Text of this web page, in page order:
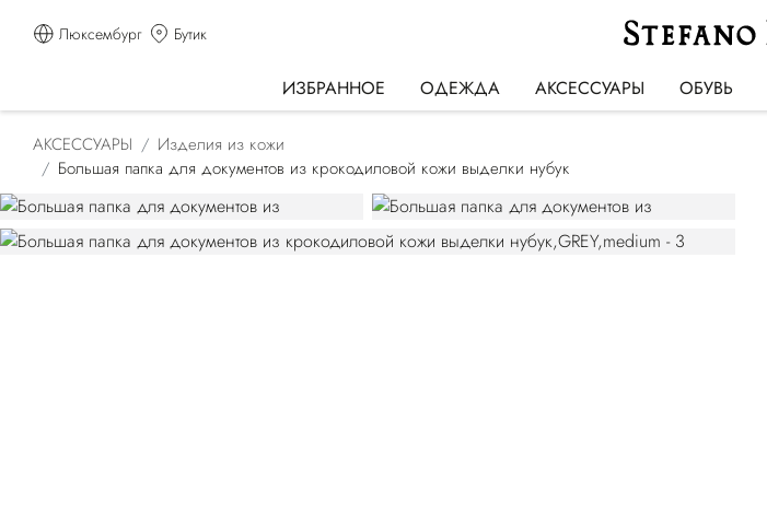
Люксембург Бутик
ИЗБРАННОЕ ОДЕЖДА АКСЕССУАРЫ ОБУВЬ
АКСЕССУАРЫ
Изделия из кожи
Большая папка для документов из крокодиловой кожи выделки нубук